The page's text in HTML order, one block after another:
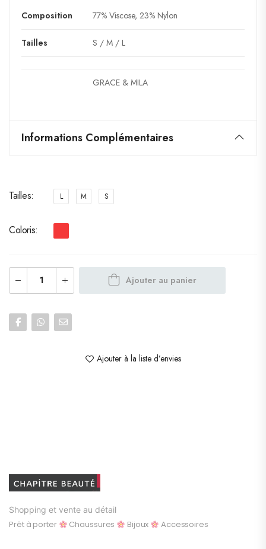
Composition 77% Viscose, 23% Nylon
Tailles S / M / L
GRACE & MILA
Informations Complémentaires
Tailles L M S
Coloris
Ajouter au panier
Ajouter à la liste d’envies
Shopping et vente au détail
Prêt à porter Chaussures Bijoux Accessoires